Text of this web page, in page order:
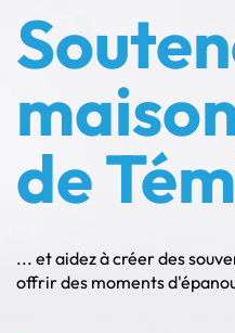
de
... et aidez à créer des
offrir des moments